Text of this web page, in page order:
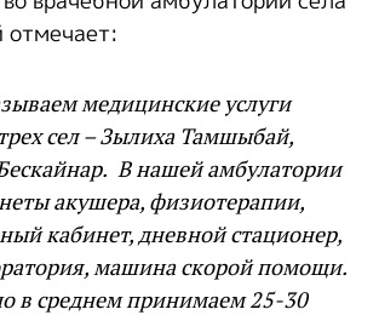
медицинские услуги
сел – Зылиха Тамшыбай,
В нашей амбулатории
акушера, физиотерапии,
кабинет, дневной стационер,
машина скорой помощи.
в среднем принимаем 25-30